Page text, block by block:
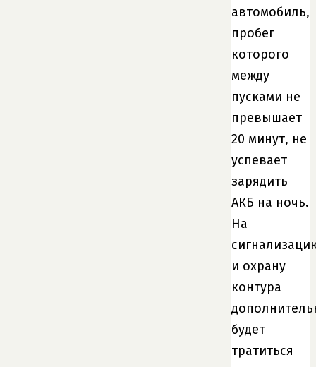
автомобиль,
пробег
которого
между
пусками не
превышает
20 минут, не
успевает
зарядить
АКБ на ночь.
На
и охрану
контура
будет
тратиться